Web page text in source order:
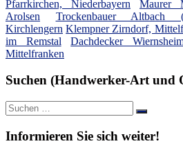
Pfarrkirchen, Niederbayern
Maurer
Arolsen
Trockenbauer Altbach
Kirchlengern Klempner Zirndorf,
im Remstal
Dachdecker
Mittelfranken
Suchen (Handwerker-Art und
Suche
nach:
Suchen
Informieren Sie sich weiter!